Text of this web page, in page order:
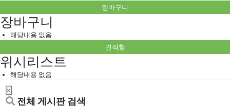
장바구니
장바구니
해당내용 없음
견적함
위시리스트
해당내용 없음
×
전체 게시판 검색